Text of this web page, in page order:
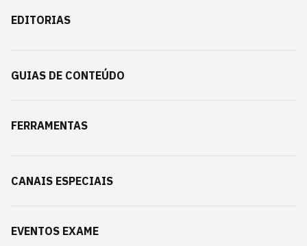
EDITORIAS
GUIAS DE CONTEÚDO
FERRAMENTAS
CANAIS ESPECIAIS
EVENTOS EXAME